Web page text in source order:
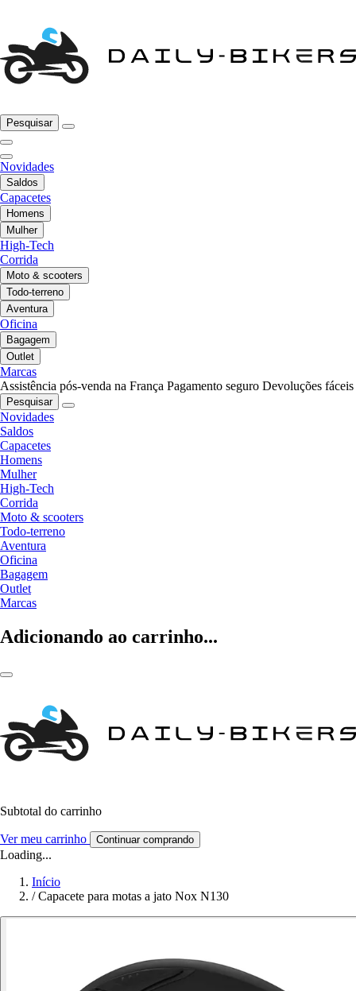
Pesquisar
Novidades
Saldos
Capacetes
Homens
Mulher
High-Tech
Corrida
Moto & scooters
Todo-terreno
Aventura
Oficina
Bagagem
Outlet
Marcas
Assistência pós-venda na França Pagamento seguro Devoluções fáceis
Pesquisar
Novidades
Saldos
Capacetes
Homens
Mulher
High-Tech
Corrida
Moto & scooters
Todo-terreno
Aventura
Oficina
Bagagem
Outlet
Marcas
Adicionando ao carrinho...
Subtotal do carrinho
Ver meu carrinho Continuar comprando
Loading...
Início
/ Capacete para motas a jato Nox N130